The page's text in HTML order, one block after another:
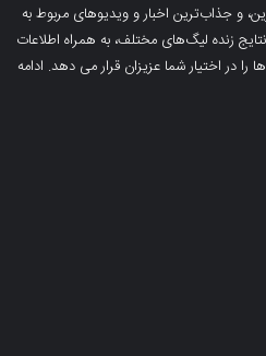
و جذاب‌ترین اخبار و ویدیوهای مربوط به
زنده لیگ‌های مختلف، به همراه اطلاعات
را در اختیار شما عزیزان قرار می دهد. ادامه